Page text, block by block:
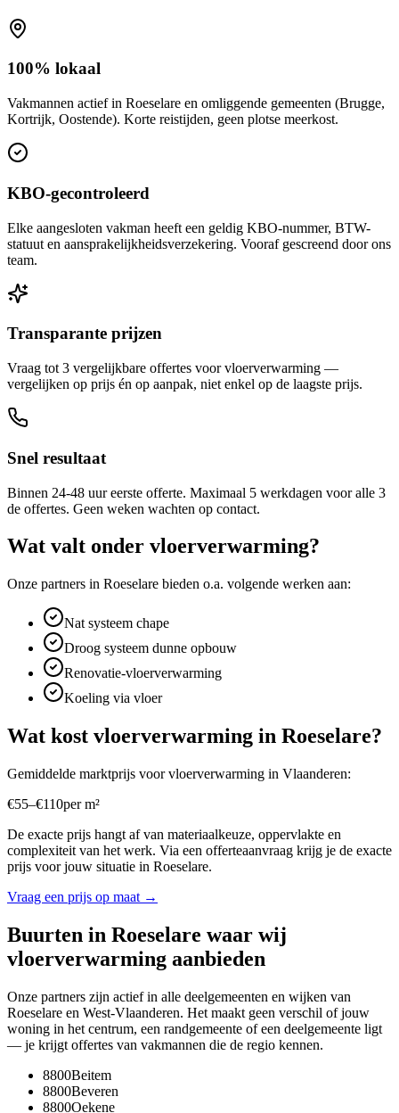
100% lokaal
Vakmannen actief in Roeselare en omliggende gemeenten (Brugge,
Kortrijk, Oostende). Korte reistijden, geen plotse meerkost.
KBO-gecontroleerd
Elke aangesloten vakman heeft een geldig KBO-nummer, BTW-
statuut en aansprakelijkheidsverzekering. Vooraf gescreend door ons
team.
Transparante prijzen
Vraag tot 3 vergelijkbare offertes voor vloerverwarming —
vergelijken op prijs én op aanpak, niet enkel op de laagste prijs.
Snel resultaat
Binnen 24-48 uur eerste offerte. Maximaal 5 werkdagen voor alle 3
de offertes. Geen weken wachten op contact.
Wat valt onder vloerverwarming?
Onze partners in Roeselare bieden o.a. volgende werken aan:
Nat systeem chape
Droog systeem dunne opbouw
Renovatie-vloerverwarming
Koeling via vloer
Wat kost vloerverwarming in Roeselare?
Gemiddelde marktprijs voorvloerverwarming in Vlaanderen:
€55–€110perm²
De exacte prijs hangt af van materiaalkeuze, oppervlakte en
complexiteit van het werk. Via een offerteaanvraag krijg je de exacte
prijs voor jouw situatie in Roeselare.
Vraag een prijs op maat →
Buurten in Roeselare waar wij
vloerverwarming aanbieden
Onze partners zijn actief in alle deelgemeenten en wijken van
Roeselare en West-Vlaanderen. Het maakt geen verschil of jouw
woning in het centrum, een randgemeente of een deelgemeente ligt
— je krijgt offertes van vakmannen die de regio kennen.
8800Beitem
8800Beveren
8800Oekene